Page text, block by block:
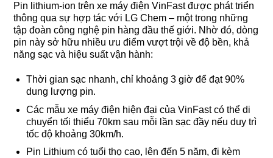
Pin lithium-ion trên xe máy điện VinFast được phát triển
thông qua sự hợp tác với LG Chem – một trong những
tập đoàn công nghệ pin hàng đầu thế giới. Nhờ đó, dòng
pin này sở hữu nhiều ưu điểm vượt trội về độ bền, khả
năng sạc và hiệu suất vận hành:
Thời gian sạc nhanh, chỉ khoảng 3 giờ để đạt 90%
dung lượng pin.
Các mẫu xe máy điện hiện đại của VinFast có thể di
chuyển tối thiểu 70km sau mỗi lần sạc đầy nếu duy trì
tốc độ khoảng 30km/h.
Pin Lithium có tuổi thọ cao, lên đến 5 năm, đi kèm